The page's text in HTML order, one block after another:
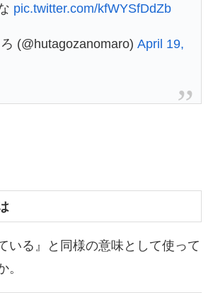
pic.twitter.com/kfWYSfDdZb
(@hutagozanomaro) April 19,
いる』と同様の意味として使って
。